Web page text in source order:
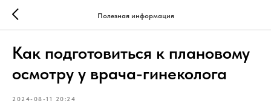
Полезная информация
Как подготовиться к плановому
осмотру у врача-гинеколога
2024-08-11 20:24